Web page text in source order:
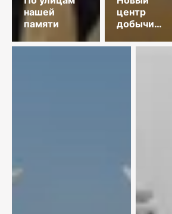
нашей
памяти
центр
добычи